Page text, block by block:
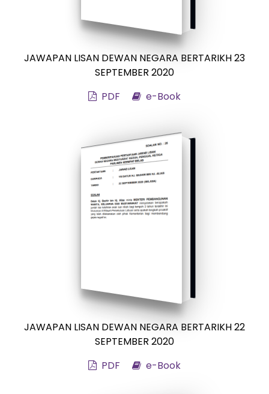
JAWAPAN LISAN DEWAN NEGARA BERTARIKH 23
SEPTEMBER 2020
PDF
e-Book
JAWAPAN LISAN DEWAN NEGARA BERTARIKH 22
SEPTEMBER 2020
PDF
e-Book